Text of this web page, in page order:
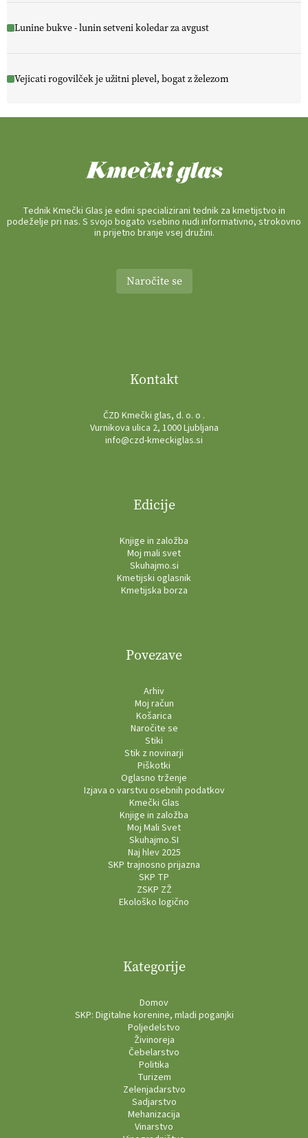
Lunine bukve - lunin setveni koledar za avgust
Vejicati rogovilček je užitni plevel, bogat z železom
Tednik Kmečki Glas je edini specializirani tednik za kmetijstvo in
podeželje pri nas. S svojo bogato vsebino nudi informativno, strokovno
in prijetno branje vsej družini.
Naročite se
Kontakt
ČZD Kmečki glas, d. o. o .
Vurnikova ulica 2, 1000 Ljubljana
info@czd-kmeckiglas.si
Edicije
Knjige in založba
Moj mali svet
Skuhajmo.si
Kmetijski oglasnik
Kmetijska borza
Povezave
Arhiv
Moj račun
Košarica
Naročite se
Stiki
Stik z novinarji
Piškotki
Oglasno trženje
Izjava o varstvu osebnih podatkov
Kmečki Glas
Knjige in založba
Moj Mali Svet
Skuhajmo.SI
Naj hlev 2025
SKP trajnosno prijazna
SKP TP
ZSKP ZŽ
Ekološko logično
Kategorije
Domov
SKP: Digitalne korenine, mladi poganjki
Poljedelstvo
Živinoreja
Čebelarstvo
Politika
Turizem
Zelenjadarstvo
Sadjarstvo
Mehanizacija
Vinarstvo